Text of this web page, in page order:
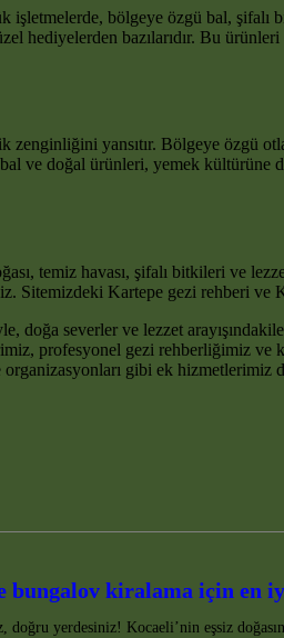
işletmelerde, bölgeye özgü bal,
hediyelerden bazılarıdır. Bu
yansıtır. Bölgeye özgü
ve doğal ürünleri, yemek kültürüne
temiz havası, şifalı bitkileri ve
Sitemizdeki Kartepe gezi rehberi
severler ve lezzet
profesyonel gezi rehberliğimiz ve
gibi ek
bungalov kiralama için en
yerdesiniz! Kocaeli’nin eşsiz